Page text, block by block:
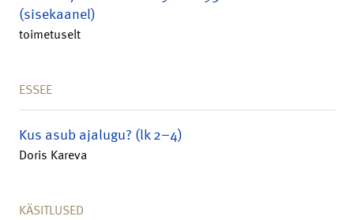
(sisekaanel)
toimetuselt
ESSEE
Kus asub ajalugu? (lk 2–4)
Doris Kareva
KÄSITLUSED